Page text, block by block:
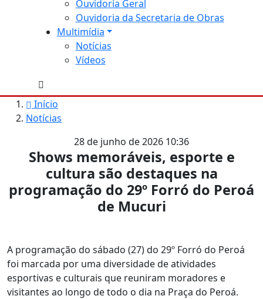
Ouvidoria Geral
Ouvidoria da Secretaria de Obras
Multimídia
Notícias
Vídeos
Início
Notícias
28 de junho de 2026 10:36
Shows memoráveis, esporte e
cultura são destaques na
programação do 29º Forró do Peroá
de Mucuri
A programação do sábado (27) do 29º Forró do Peroá
foi marcada por uma diversidade de atividades
esportivas e culturais que reuniram moradores e
visitantes ao longo de todo o dia na Praça do Peroá.